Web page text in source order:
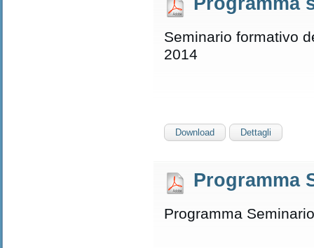
Seminario formativo
2014
Download Dettagli
Programma
Programma